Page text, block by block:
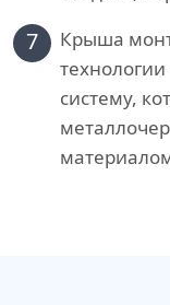
7
Крыша
систему,